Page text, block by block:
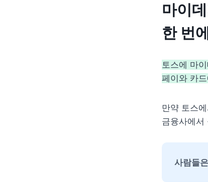
마이
한 번
토스에 마
페이와 카
만약 토스
금융사에서
사람들